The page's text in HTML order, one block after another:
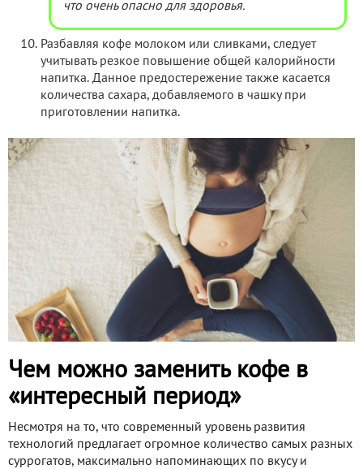
что очень опасно для здоровья.
Разбавляя кофе молоком или сливками, следует
учитывать резкое повышение общей калорийности
напитка. Данное предостережение также касается
количества сахара, добавляемого в чашку при
приготовлении напитка.
Чем можно заменить кофе в
«интересный период»
Несмотря на то, что современный уровень развития
технологий предлагает огромное количество самых разных
суррогатов, максимально напоминающих по вкусу и